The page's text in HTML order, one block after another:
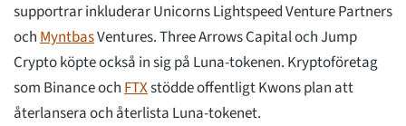
supportrar inkluderar Unicorns Lightspeed Venture Partners
ochMyntbasVentures. Three Arrows Capital och Jump
Crypto köpte också in sig på Luna-tokenen. Kryptoföretag
som Binance ochFTXstödde offentligt Kwons plan att
återlansera och återlista Luna-tokenet.